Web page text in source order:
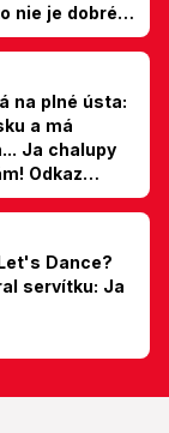
nie je dobré,
na plné ústa:
a má
Ja chalupy
Odkaz
Dance?
servítku: Ja